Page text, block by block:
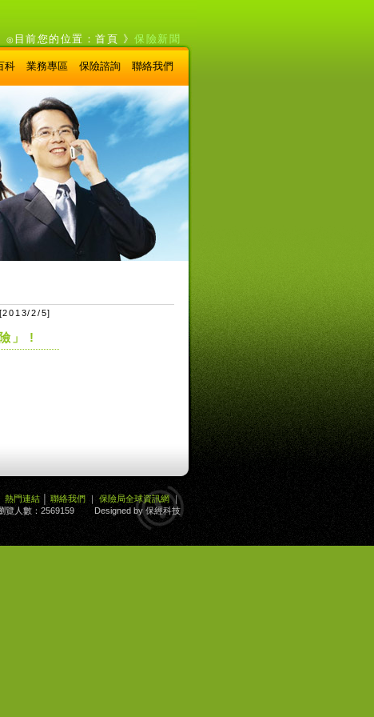
科 業務專區 保險諮詢 聯絡我們
◎ 目前您的位置：首頁 》保險新聞
[2013/2/5]
」 !
熱門連結 聯絡我們 ｜ 保險局全球資訊網｜
覽人數： 2569159 Designed by 保經科技